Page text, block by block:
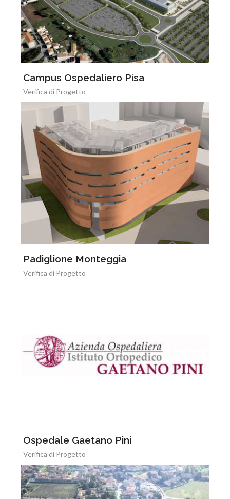
Campus Ospedaliero Pisa
Verifica di Progetto
Padiglione Monteggia
Verifica di Progetto
Ospedale Gaetano Pini
Verifica di Progetto